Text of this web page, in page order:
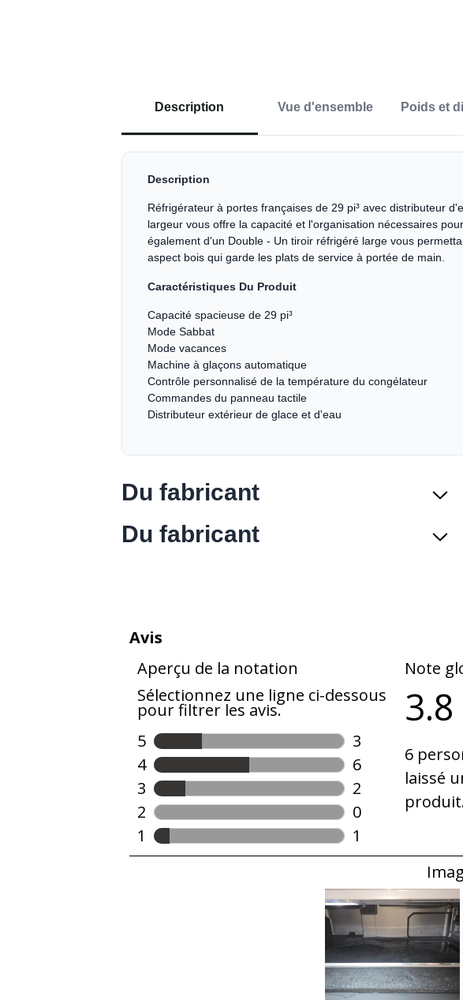
Description Vue d'ensemble Poids et
Description
Réfrigérateur à portes françaises de 29 pi³ avec distributeur
largeur vous offre la capacité et l'organisation nécessaires
également d'un Double - Un tiroir réfrigéré large vous
aspect bois qui garde les plats de service à portée de main.
Caractéristiques Du Produit
Capacité spacieuse de 29 pi³
Mode Sabbat
Mode vacances
Machine à glaçons automatique
Contrôle personnalisé de la température du congélateur
Commandes du panneau tactile
Distributeur extérieur de glace et d'eau
Du fabricant
Du fabricant